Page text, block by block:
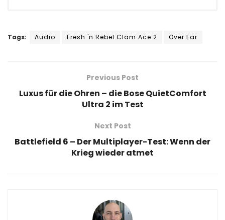
Tags: Audio Fresh 'n Rebel Clam Ace 2 Over Ear
Previous Post
Luxus für die Ohren – die Bose QuietComfort
Ultra 2 im Test
Next Post
Battlefield 6 – Der Multiplayer-Test: Wenn der
Krieg wieder atmet